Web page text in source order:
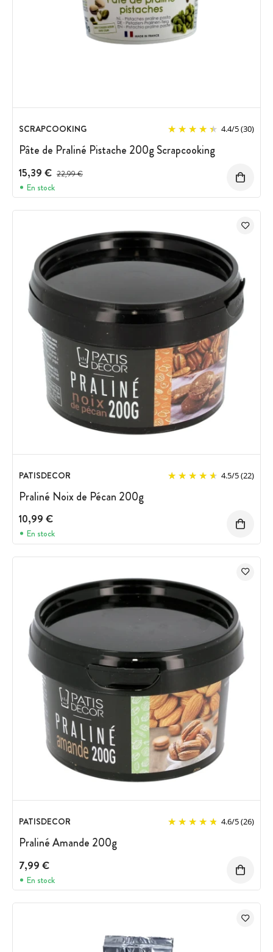
SCRAPCOOKING 4.4/5(30)
Pâte de Praliné Pistache 200g Scrapcooking
15,39 € Prix avant réduction :
22,99 €
En stock
PATISDECOR 4.5/5(22)
Praliné Noix de Pécan 200g
10,99 €
En stock
PATISDECOR 4.6/5(26)
Praliné Amande 200g
7,99 €
En stock